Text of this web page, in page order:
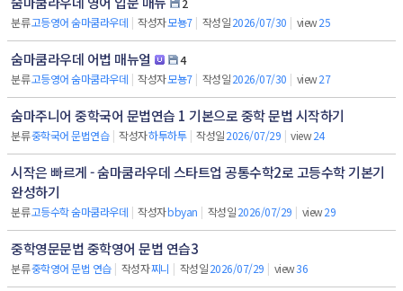
2
분류고등영어 숨마쿰라우데 | 작성자모뇽7 | 작성일2026/07/30 | view25
숨마쿰라우데 어법 매뉴얼
4
분류고등영어 숨마쿰라우데 | 작성자모뇽7 | 작성일2026/07/30 | view27
숨마주니어 중학국어 문법연습 1 기본으로 중학 문법 시작하기
분류중학국어 문법연습 | 작성자하투하투 | 작성일2026/07/29 | view24
시작은 빠르게 - 숨마쿰라우데 스타트업 공통수학2로 고등수학 기본기
완성하기
분류고등수학 숨마쿰라우데 | 작성자bbyan | 작성일2026/07/29 | view29
중학영문문법 중학영어 문법 연습3
분류중학영어 문법 연습 | 작성자찌니 | 작성일2026/07/29 | view36